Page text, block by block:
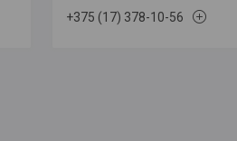
+375 (17) 378-10-56